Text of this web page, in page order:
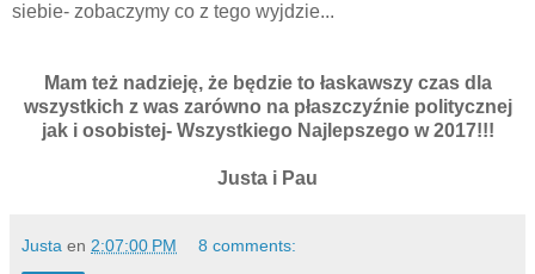
siebie- zobaczymy co z tego wyjdzie...
Mam też nadzieję, że będzie to łaskawszy czas dla
wszystkich z was zarówno na płaszczyźnie politycznej
jak i osobistej- Wszystkiego Najlepszego w 2017!!!
Justa i Pau
Justa en 2:07:00 PM 8 comments: